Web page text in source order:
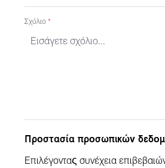
Σχόλιο *
Προστασία προσωπικών
Επιλέγοντας συνέχεια